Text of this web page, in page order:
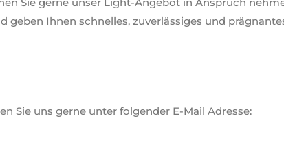
geben Ihnen schnelles, zuverlässiges und
Sie uns gerne unter folgender E-Mail Adresse: